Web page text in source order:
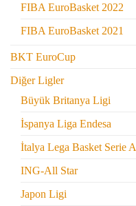
FIBA EuroBasket 2022
FIBA EuroBasket 2021
BKT EuroCup
Diğer Ligler
Büyük Britanya Ligi
İspanya Liga Endesa
İtalya Lega Basket Serie A
ING-All Star
Japon Ligi